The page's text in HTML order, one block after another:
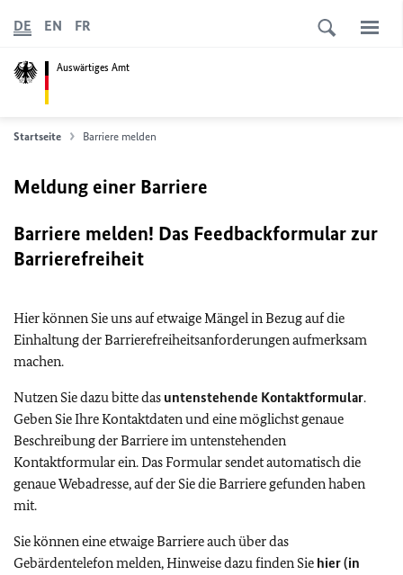
Auswärtiges Amt
DE EN FR
Startseite Barriere melden
Meldung einer Barriere
Barriere melden! Das Feedbackformular zur
Barrierefreiheit
Hier können Sie uns auf etwaige Mängel in Bezug auf die
Einhaltung der Barrierefreiheitsanforderungen aufmerksam
machen.
Nutzen Sie dazu bitte das untenstehende Kontaktformular.
Geben Sie Ihre Kontaktdaten und eine möglichst genaue
Beschreibung der Barriere im untenstehenden
Kontaktformular ein. Das Formular sendet automatisch die
genaue Webadresse, auf der Sie die Barriere gefunden haben
mit.
Sie können eine etwaige Barriere auch über das
Gebärdentelefon melden, Hinweise dazu finden Sie hier (in